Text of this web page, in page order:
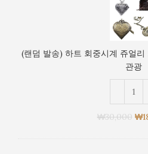
생
일
물
기
념
품
여
행
발
송)
하
회
중
쥬
(랜덤 발송) 하트 회중시계 쥬얼
관광
₩30,000 ₩